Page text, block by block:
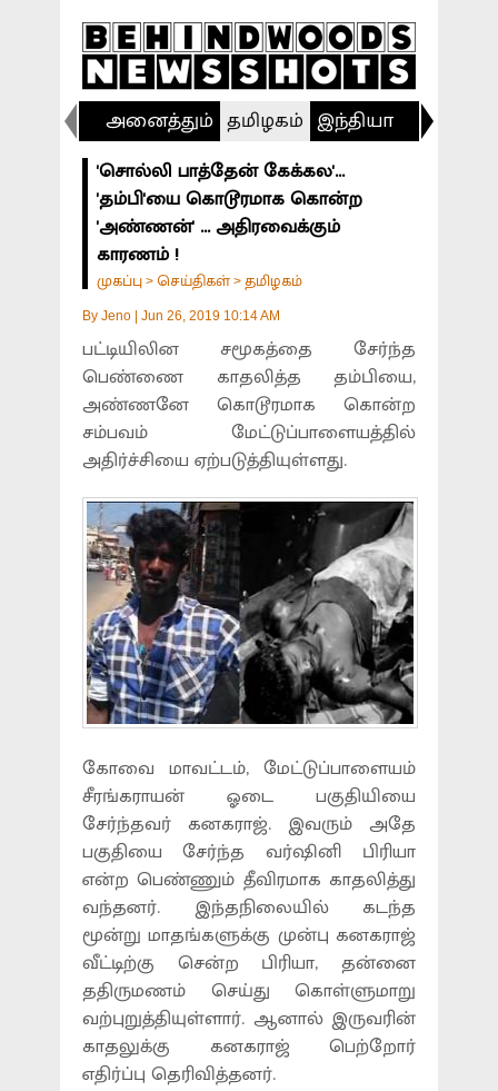
அனைத்தும் தமிழகம் இந்தியா
'சொல்லி பாத்தேன் கேக்கல'...
'தம்பி'யை கொடூரமாக கொன்ற
'அண்ணன்' ... அதிரவைக்கும்
காரணம் !
முகப்பு > செய்திகள் > தமிழகம்
By Jeno Jun 26, 2019 10:14 AM
பட்டியிலின சமூகத்தை சேர்ந்த
பெண்ணை காதலித்த தம்பியை,
அண்ணனே கொடூரமாக கொன்ற
சம்பவம் மேட்டுப்பாளையத்தில்
அதிர்ச்சியை ஏற்படுத்தியுள்ளது.
கோவை மாவட்டம், மேட்டுப்பாளையம்
சீரங்கராயன் ஓடை பகுதியியை
சேர்ந்தவர் கனகராஜ். இவரும் அதே
பகுதியை சேர்ந்த வர்ஷினி பிரியா
என்ற பெண்ணும் தீவிரமாக காதலித்து
வந்தனர். இந்தநிலையில் கடந்த
மூன்று மாதங்களுக்கு முன்பு கனகராஜ்
வீட்டிற்கு சென்ற பிரியா, தன்னை
ததிருமணம் செய்து கொள்ளுமாறு
வற்புறுத்தியுள்ளார். ஆனால் இருவரின்
காதலுக்கு கனகராஜ் பெற்றோர்
எதிர்ப்பு தெரிவித்தனர்.